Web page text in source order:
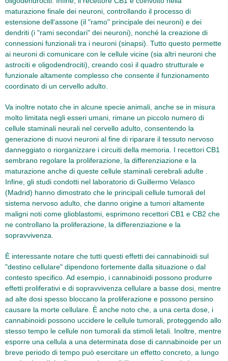
maturazione finale dei neuroni, controllando il processo di
estensione dell'assone (il "ramo" principale dei neuroni) e dei
dendriti (i "rami secondari" dei neuroni), nonché la creazione di
connessioni funzionali tra i neuroni (sinapsi). Tutto questo permette
ai neuroni di comunicare con le cellule vicine (sia altri neuroni che
astrociti e oligodendrociti), creando così il quadro strutturale e
funzionale altamente complesso che consente il funzionamento
coordinato di un cervello adulto.
Va inoltre notato che in alcune specie animali, anche se in misura
molto limitata negli esseri umani, rimane un piccolo numero di
cellule staminali neurali nel cervello adulto, consentendo la
generazione di nuovi neuroni al fine di riparare il tessuto nervoso
danneggiato o riorganizzare i circuiti della memoria. I recettori CB1
sembrano regolare la proliferazione, la differenziazione e la
maturazione anche di queste cellule staminali cerebrali adulte .
Infine, gli studi condotti nel laboratorio di Guillermo Velasco
(Madrid) hanno dimostrato che le principali cellule tumorali del
sistema nervoso adulto, che danno origine a tumori altamente
maligni noti come glioblastomi, esprimono recettori CB1 e CB2 che
ne controllano la proliferazione, la differenziazione e la
sopravvivenza.
È interessante notare che tutti questi effetti dei cannabinoidi sul
"destino cellulare" dipendono fortemente dalla situazione o dal
contesto specifico. Ad esempio, i cannabinoidi possono produrre
effetti proliferativi e di sopravvivenza cellulare a basse dosi, mentre
ad alte dosi spesso bloccano la proliferazione e possono persino
causare la morte cellulare. È anche noto che, a una certa dose, i
cannabinoidi possono uccidere le cellule tumorali, proteggendo allo
stesso tempo le cellule non tumorali da stimoli letali. Inoltre, mentre
esporre una cellula a una determinata dose di cannabinoide per un
breve periodo di tempo può esercitare un effetto concreto, a lungo